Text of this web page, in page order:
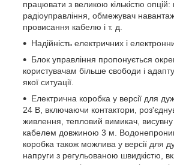
працювати з великою кількістю опцій:
радіоуправління, обмежувач
провисання кабелю і т. д.
Надійність електричних і
Блок управління пропонується
користувачам більше свободи і
якої ситуації.
Електрична коробка у версії для
24 В, включаючи контактори,
живлення, тепловий вимикач, висувну
кабелем довжиною 3 м.
коробка також можлива у версії для
напруги з регульованою швидкістю,